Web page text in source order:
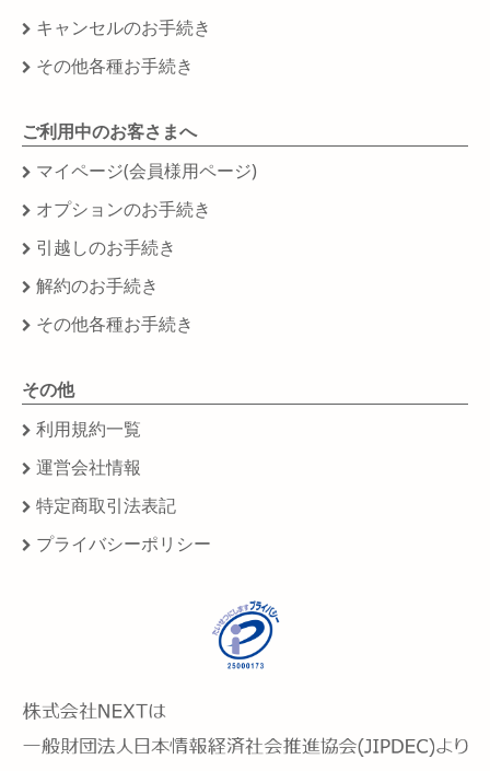
キャンセルのお手続き
その他各種お手続き
ご利用中のお客さまへ
マイページ(会員様用ページ)
オプションのお手続き
引越しのお手続き
解約のお手続き
その他各種お手続き
その他
利用規約一覧
運営会社情報
特定商取引法表記
プライバシーポリシー